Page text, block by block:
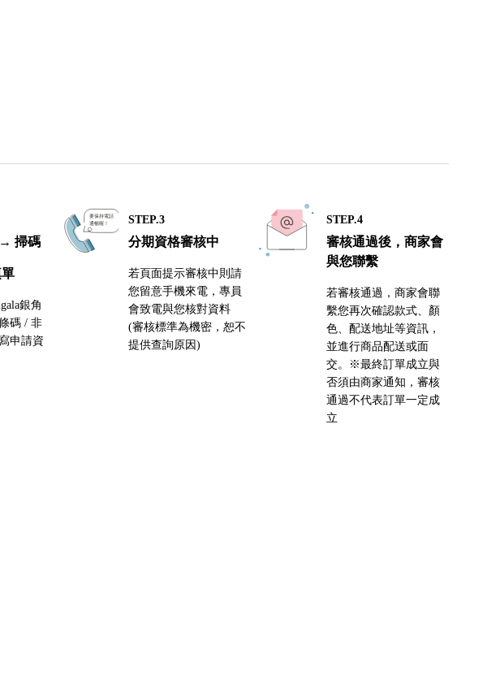
→ 掃碼
銀角
碼 / 非
申請資
STEP.3
分期資格審核中
若頁面提示審核中則請
您留意手機來電，專員
會致電與您核對資料
(審核標準為機密，恕不
提供查詢原因)
STEP.4
審核通過後，商家會
與您聯繫
若審核通過，商家會聯
繫您再次確認款式、顏
色、配送地址等資訊，
並進行商品配送或面
交。※最終訂單成立與
否須由商家通知，審核
通過不代表訂單一定成
立